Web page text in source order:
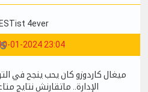
4ever
01-2024 23:04
ميغال كاردوزو كان يحب ينجح في
الإدارة.. ماتقارنش نتايج